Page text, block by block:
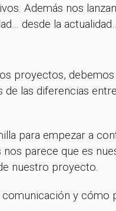
Además nos
desde la
proyectos,
las diferencias
para empezar a
parece que es
nuestro proyecto.
y cómo